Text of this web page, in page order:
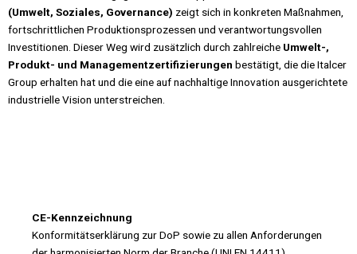
(Umwelt, Soziales, Governance) zeigt sich in konkreten Maßnahmen,
fortschrittlichen Produktionsprozessen und verantwortungsvollen
Investitionen. Dieser Weg wird zusätzlich durch zahlreiche Umwelt-,
Produkt- und Managementzertifizierungen bestätigt, die die Italcer
Group erhalten hat und die eine auf nachhaltige Innovation ausgerichtete
industrielle Vision unterstreichen.
CE-Kennzeichnung
Konformitätserklärung zur DoP sowie zu allen Anforderungen